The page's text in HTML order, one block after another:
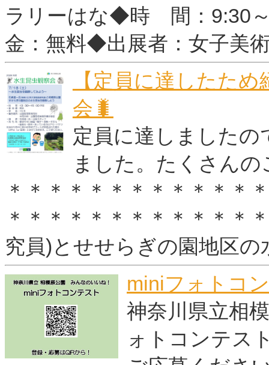
ラリーはな◆時 間：9:30
金：無料◆出展者：女子美
【定員に達したた
会🐛
定員に達しました
ました。たくさん
＊＊＊＊＊＊＊＊＊＊＊＊
＊＊＊＊＊＊＊＊＊＊＊＊
究員)とせせらぎの園地区
miniフォトコ
神奈川県立相
ォトコンテス